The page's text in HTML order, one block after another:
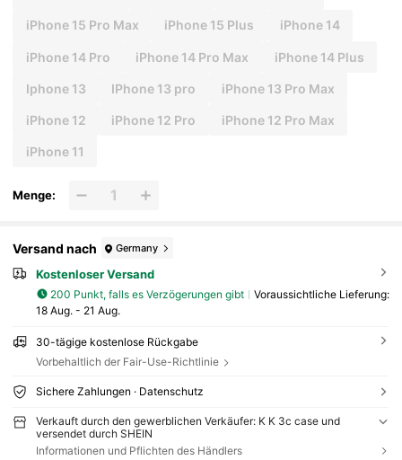
iPhone 15 Pro Max iPhone 15 Plus iPhone 14
iPhone 14 Pro iPhone 14 Pro Max iPhone 14 Plus
Iphone 13 IPhone 13 pro iPhone 13 Pro Max
iPhone 12 iPhone 12 Pro iPhone 12 Pro Max
iPhone 11
Menge:
Versand nach Germany
Kostenloser Versand
200 Punkt, falls es Verzögerungen gibt
Voraussichtliche Lieferung:
18 Aug. - 21 Aug.
30-tägige kostenlose Rückgabe
Vorbehaltlich der Fair-Use-Richtlinie
Sichere Zahlungen · Datenschutz
Verkauft durch den gewerblichen Verkäufer: K K 3c case und
versendet durch SHEIN
Informationen und Pflichten des Händlers